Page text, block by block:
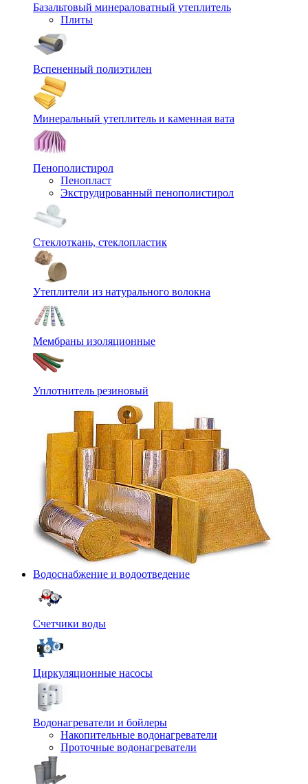
Базальтовый минераловатный утеплитель
Плиты
Вспененный полиэтилен
Минеральный утеплитель и каменная вата
Пенополистирол
Пенопласт
Экструдированный пенополистирол
Стеклоткань, стеклопластик
Утеплители из натурального волокна
Мембраны изоляционные
Уплотнитель резиновый
Водоснабжение и водоотведение
Счетчики воды
Циркуляционные насосы
Водонагреватели и бойлеры
Накопительные водонагреватели
Проточные водонагреватели